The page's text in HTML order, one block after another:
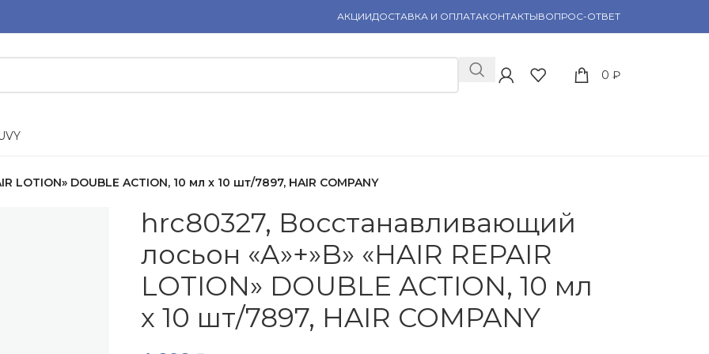
АКЦИИДОСТАВКА И ОПЛАТАКОНТАКТЫВОПРОС-ОТВЕТ
0 ₽
VY
DOUBLE ACTION, 10 мл x 10 шт/7897, HAIR COMPANY
hrc80327, Восстанавливающий
лосьон «A»+»B» «HAIR REPAIR
LOTION» DOUBLE ACTION, 10 мл
x 10 шт/7897, HAIR COMPANY